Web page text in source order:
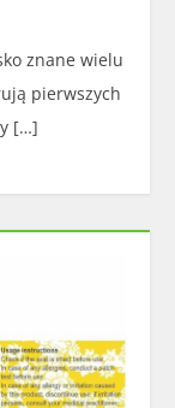
znane wielu
pierwszych
[…]